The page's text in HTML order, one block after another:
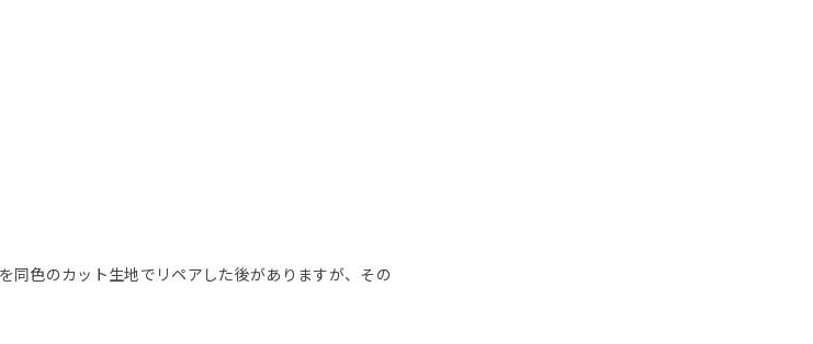
同色のカット生地でリペアした後がありますが、その